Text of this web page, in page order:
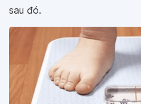
sau đó.